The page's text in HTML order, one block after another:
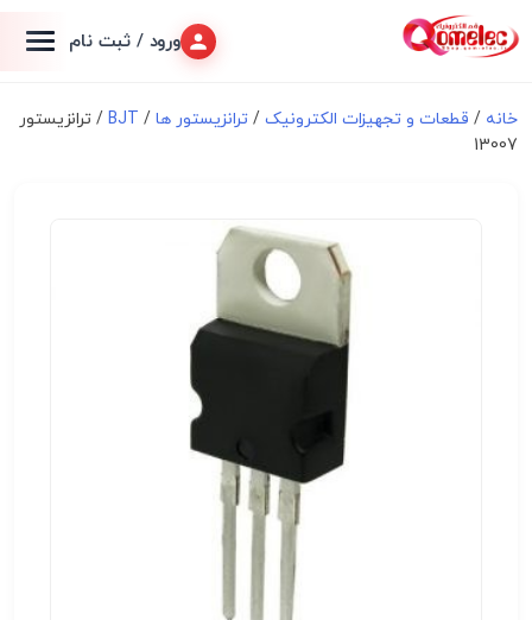
ورود / ثبت نام
خانه / قطعات و تجهیزات الکترونیک/ ترانزیستور ها /
BJT/ ترانزیستور
13007